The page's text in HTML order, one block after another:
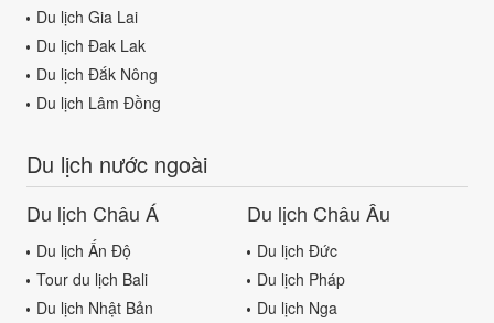
Du lịch Gia Lai
Du lịch Đak Lak
Du lịch Đắk Nông
Du lịch Lâm Đồng
Du lịch nước ngoài
Du lịch Châu Á
Du lịch Ấn Độ
Tour du lịch Bali
Du lịch Nhật Bản
Du lịch Châu Âu
Du lịch Đức
Du lịch Pháp
Du lịch Nga